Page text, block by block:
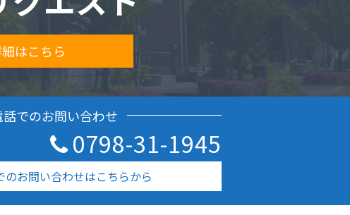
はこちら
話でのお問い合わせ
0798-31-1945
のお問い合わせはこちらから